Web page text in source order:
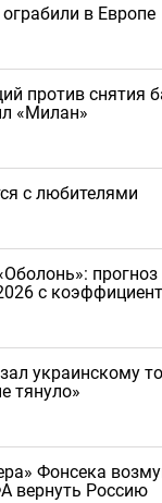
в Европе
против снятия
«Милан»
с любителями
прогноз
с
украинскому
тянуло»
Фонсека
вернуть Россию